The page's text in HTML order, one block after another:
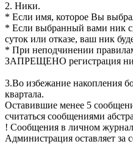
2. Ники.
* Если имя, которое Вы
* Если выбранный вами ник
суток или отказе, ваш ник
* При неподчинении
ЗАПРЕЩЕНО регистрация
3.Во избежание накопления
квартала.
Оставившие менее 5
считаться сообщениями
! Сообщения в личном
Администрация оставляет за